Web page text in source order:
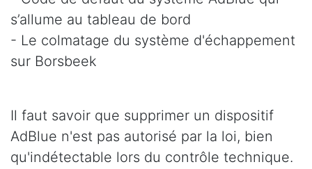
s’allume au tableau de bord
- Le colmatage du système d'échappement
sur Borsbeek
Il faut savoir que supprimer un dispositif
AdBlue n'est pas autorisé par la loi, bien
qu'indétectable lors du contrôle technique.